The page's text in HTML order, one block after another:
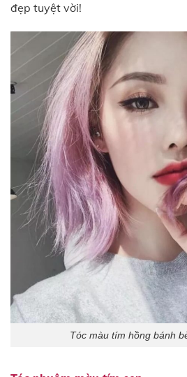
đẹp tuyệt vời!
Tóc màu tím hồng bánh